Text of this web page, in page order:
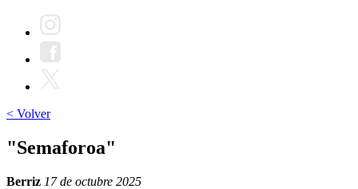
< Volver
"Semaforoa"
Berriz 17 de octubre 2025